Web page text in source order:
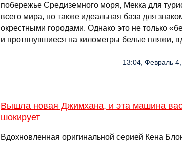
побережье Средиземного моря, Мекка для
всего мира, но также идеальная база для
окрестными городами. Однако это не только
и протянувшиеся на километры белые пляжи,
13:04, Февраль
Вышла новая Джимхана, и эта машина
шокирует
Вдохновленная оригинальной серией Кена